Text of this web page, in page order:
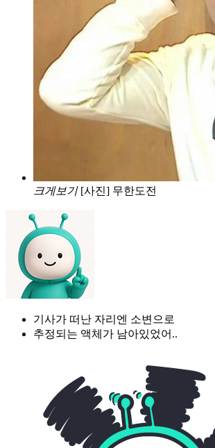
크게보기 [사진] 무한도전
기사가 떠난 자리엔 소변으로
추정되는 액체가 남아있었어..